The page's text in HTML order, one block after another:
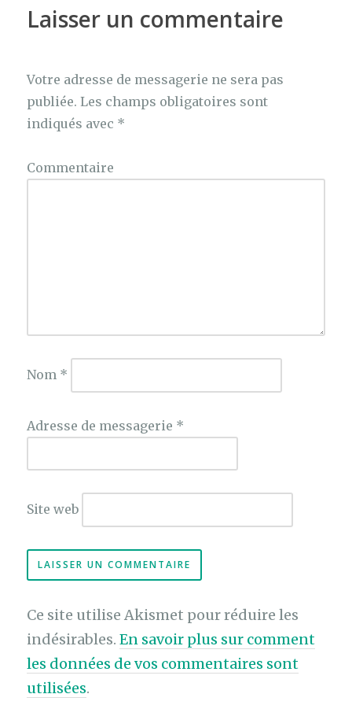
Laisser un commentaire
Votre adresse de messagerie ne sera pas
publiée. Les champs obligatoires sont
indiqués avec *
Commentaire
Nom *
Adresse de messagerie *
Site web
Ce site utilise Akismet pour réduire les
indésirables.En savoir plus sur comment
les données de vos commentaires sont
utilisées.